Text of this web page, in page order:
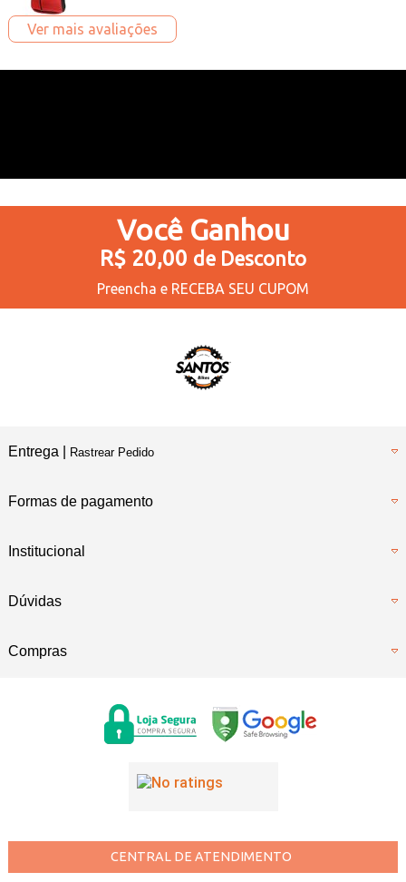
Ver mais avaliações
Você Ganhou
R$ 20,00 de Desconto
Preencha e RECEBA SEU CUPOM
Entrega | Rastrear Pedido
Formas de pagamento
Institucional
Dúvidas
Compras
CENTRAL DE ATENDIMENTO